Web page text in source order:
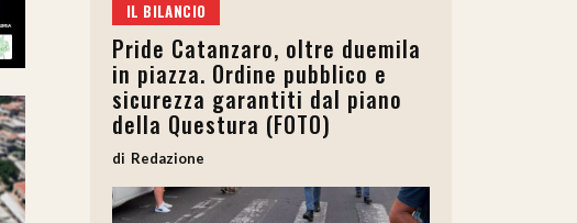
IL BILANCIO
Pride Catanzaro, oltre duemila
in piazza. Ordine pubblico e
sicurezza garantiti dal piano
della Questura (FOTO)
Redazione